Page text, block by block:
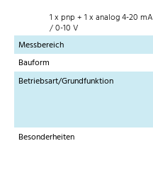
1 x pnp + 1 x analog 4-20 mA
/ 0-10 V
Messbereich
Bauform
Betriebsart/Grundfunktion
Besonderheiten